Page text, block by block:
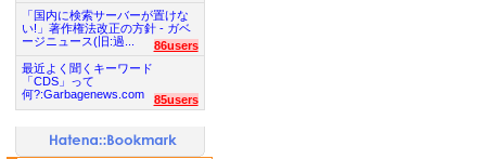
「国内に検索サーバーが置けな
い!」著作権法改正の方針 - ガベ
ージニュース(旧:過...
86users
最近よく聞くキーワード
「CDS」って
何?:Garbagenews.com
85users